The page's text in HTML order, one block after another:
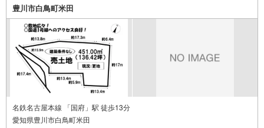
豊川市白鳥町米田
名鉄名古屋本線 「国府」駅 徒歩13分
愛知県豊川市白鳥町米田